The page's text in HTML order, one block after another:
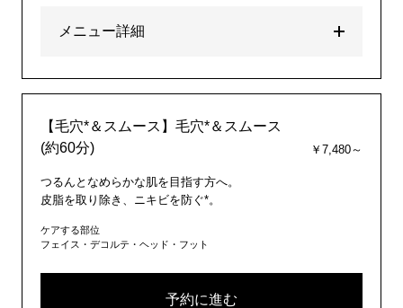
メニュー詳細
【毛穴*＆スムース】毛穴*＆スムース
(約60分)
￥7,480～
つるんとなめらかな肌を目指す方へ。
皮脂を取り除き、ニキビを防ぐ*。
ケアする部位
フェイス・デコルテ・ヘッド・フット
予約に進む